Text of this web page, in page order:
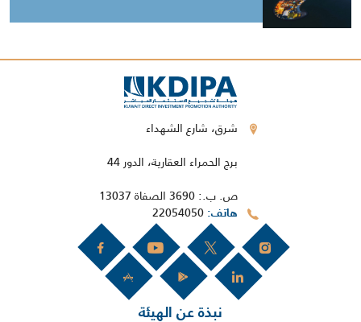
شرق، شارع الشهداء
برج الحمراء العقارية، الدور 44
ص. ب.: 3690 الصفاة 13037
هاتف
نبذة عن الهيئة